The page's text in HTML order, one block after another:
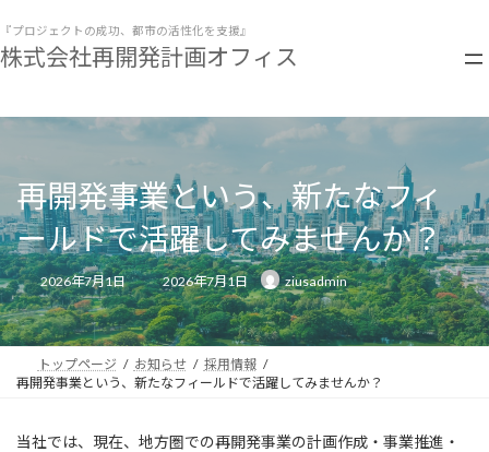
ン
テ
へ
ビ
ゲ
ョ
『プロジェクトの成功、都市の活性化を支援』
株式会社再開発計画オフィス
再開発事業という、新たなフィ
ールドで活躍してみませんか？
2026年7月1日
最
終
更
新
日
時
:
2026年7月1日 ziusadmin
トップページ お知らせ
採用情報
再開発事業という、新たなフィールドで活躍してみませんか？
当社では、現在、地方圏での再開発事業の計画作成・事業推進・